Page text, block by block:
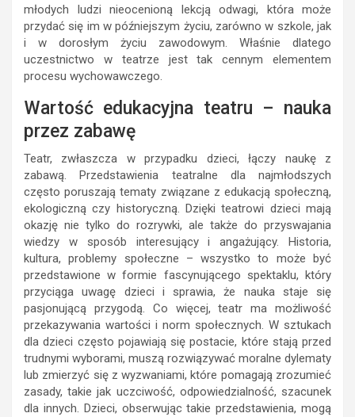
młodych ludzi nieocenioną lekcją odwagi, która może
przydać się im w późniejszym życiu, zarówno w szkole, jak
i w dorosłym życiu zawodowym. Właśnie dlatego
uczestnictwo w teatrze jest tak cennym elementem
procesu wychowawczego.
Wartość edukacyjna teatru – nauka
przez zabawę
Teatr, zwłaszcza w przypadku dzieci, łączy naukę z
zabawą. Przedstawienia teatralne dla najmłodszych
często poruszają tematy związane z edukacją społeczną,
ekologiczną czy historyczną. Dzięki teatrowi dzieci mają
okazję nie tylko do rozrywki, ale także do przyswajania
wiedzy w sposób interesujący i angażujący. Historia,
kultura, problemy społeczne – wszystko to może być
przedstawione w formie fascynującego spektaklu, który
przyciąga uwagę dzieci i sprawia, że nauka staje się
pasjonującą przygodą. Co więcej, teatr ma możliwość
przekazywania wartości i norm społecznych. W sztukach
dla dzieci często pojawiają się postacie, które stają przed
trudnymi wyborami, muszą rozwiązywać moralne dylematy
lub zmierzyć się z wyzwaniami, które pomagają zrozumieć
zasady, takie jak uczciwość, odpowiedzialność, szacunek
dla innych. Dzieci, obserwując takie przedstawienia, mogą